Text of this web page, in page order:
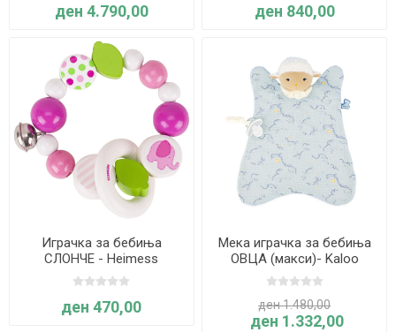
ден 4.790,00 ден 840,00
Играчка за бебиња
СЛОНЧЕ - Heimess
ден 470,00
Мека играчка за бебиња
ОВЦА (макси)- Kaloo
ден 1.480,00
ден 1.332,00